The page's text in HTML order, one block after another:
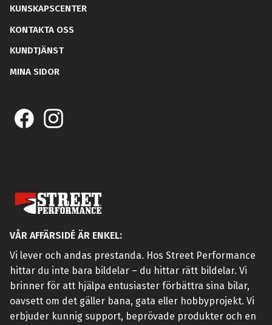
KUNSKAPSCENTER
KONTAKTA OSS
KUNDTJÄNST
MINA SIDOR
VÅR AFFÄRSIDÉ ÄR ENKEL:
Vi lever och andas prestanda. Hos Street Performance
hittar du inte bara bildelar – du hittar rätt bildelar. Vi
brinner för att hjälpa entusiaster förbättra sina bilar,
oavsett om det gäller bana, gata eller hobbyprojekt. Vi
erbjuder kunnig support, beprövade produkter och en